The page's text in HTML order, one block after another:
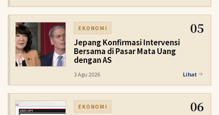
EKONOMI 05
Jepang Konfirmasi Intervensi
Bersama di Pasar Mata Uang
dengan AS
3 Agu 2026 Lihat
EKONOMI 06